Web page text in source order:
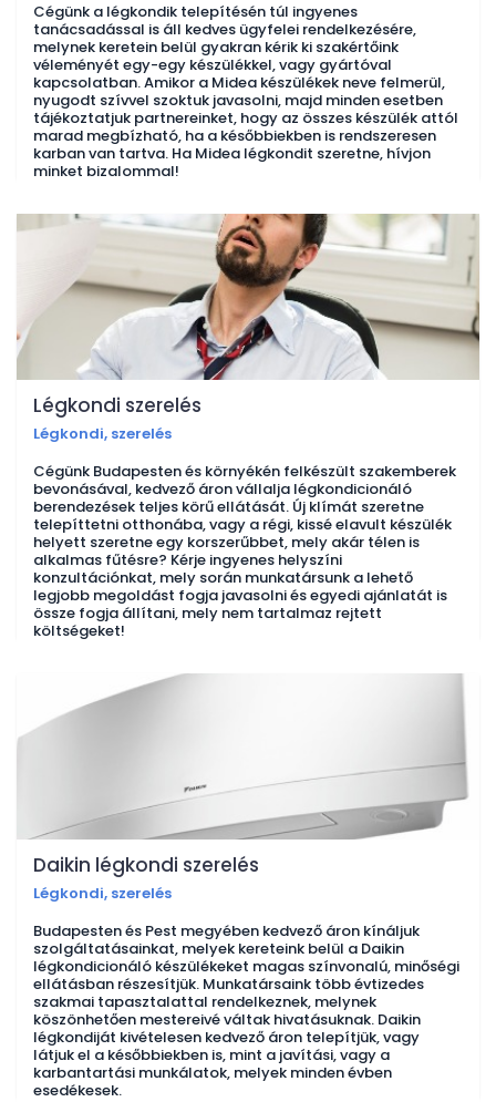
Cégünk a légkondik telepítésén túl ingyenes
tanácsadással is áll kedves ügyfelei rendelkezésére,
melynek keretein belül gyakran kérik ki szakértőink
véleményét egy-egy készülékkel, vagy gyártóval
kapcsolatban. Amikor a Midea készülékek neve felmerül,
nyugodt szívvel szoktuk javasolni, majd minden esetben
tájékoztatjuk partnereinket, hogy az összes készülék attól
marad megbízható, ha a későbbiekben is rendszeresen
karban van tartva. Ha Midea légkondit szeretne, hívjon
minket bizalommal!
Légkondi szerelés
Légkondi, szerelés
Cégünk Budapesten és környékén felkészült szakemberek
bevonásával, kedvező áron vállalja légkondicionáló
berendezések teljes körű ellátását. Új klímát szeretne
telepíttetni otthonába, vagy a régi, kissé elavult készülék
helyett szeretne egy korszerűbbet, mely akár télen is
alkalmas fűtésre? Kérje ingyenes helyszíni
konzultációnkat, mely során munkatársunk a lehető
legjobb megoldást fogja javasolni és egyedi ajánlatát is
össze fogja állítani, mely nem tartalmaz rejtett
költségeket!
Daikin légkondi szerelés
Légkondi, szerelés
Budapesten és Pest megyében kedvező áron kínáljuk
szolgáltatásainkat, melyek kereteink belül a Daikin
légkondicionáló készülékeket magas színvonalú, minőségi
ellátásban részesítjük. Munkatársaink több évtizedes
szakmai tapasztalattal rendelkeznek, melynek
köszönhetően mestereivé váltak hivatásuknak. Daikin
légkondiját kivételesen kedvező áron telepítjük, vagy
látjuk el a későbbiekben is, mint a javítási, vagy a
karbantartási munkálatok, melyek minden évben
esedékesek.